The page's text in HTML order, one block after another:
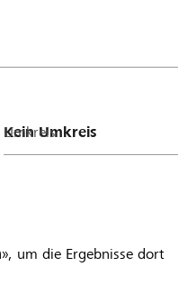
Umkreis
», um die Ergebnisse dort